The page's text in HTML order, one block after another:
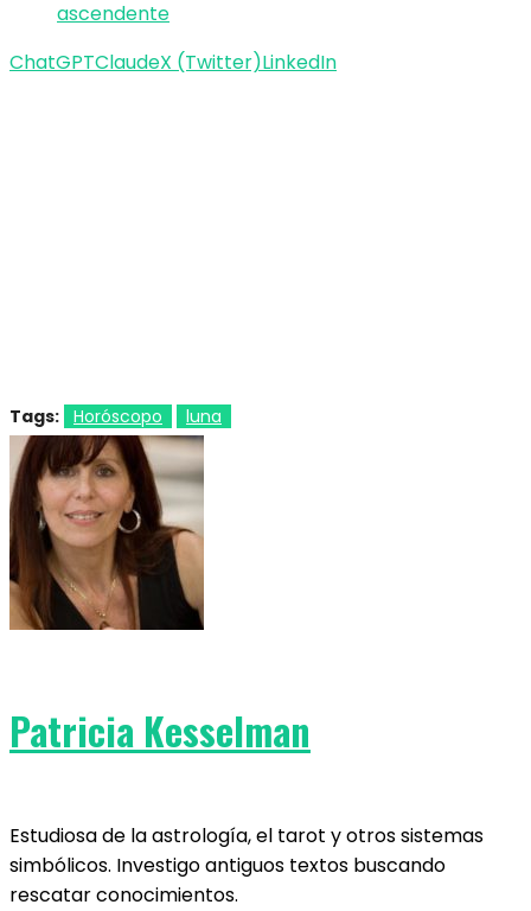
ascendente
ChatGPTClaudeX (Twitter)LinkedIn
Tags: Horóscopo luna
Patricia Kesselman
Estudiosa de la astrología, el tarot y otros sistemas
simbólicos. Investigo antiguos textos buscando
rescatar conocimientos.